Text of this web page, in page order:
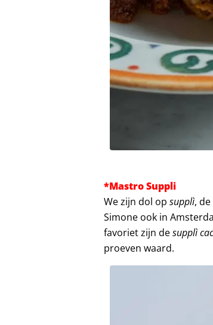
*Mastro Suppli
We zijn dol opsupplì,
Simone ook in
favoriet zijn desupplì
proeven waard.